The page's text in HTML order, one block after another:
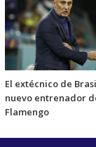
El extécnico de
nuevo entrenador
Flamengo